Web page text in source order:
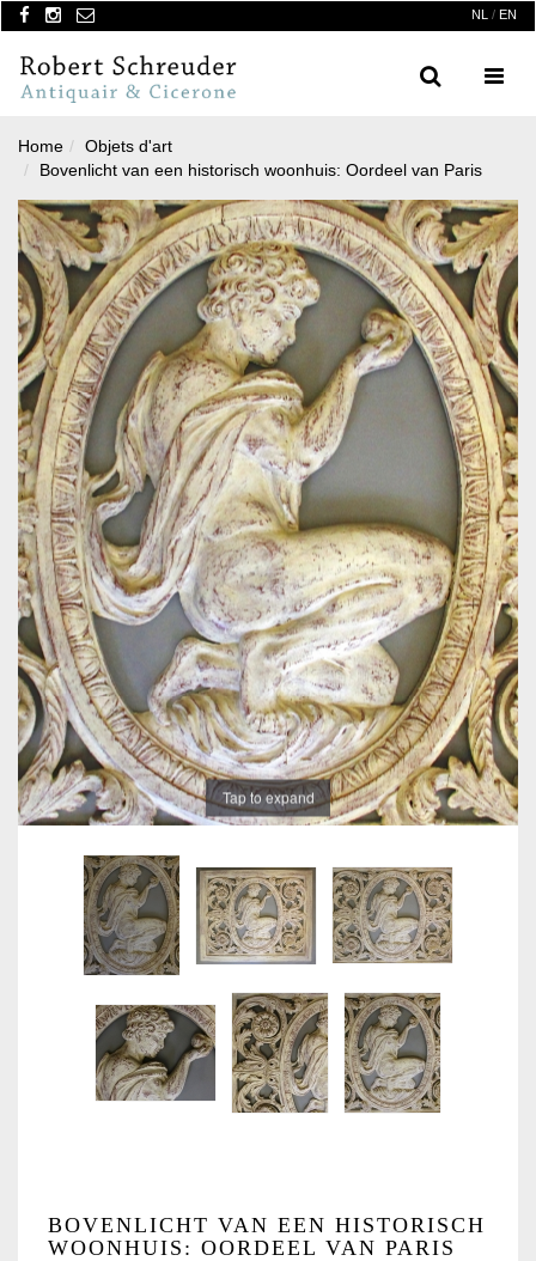
NL / EN
Menu
Search
Home
Objets d'art
Bovenlicht van een historisch woonhuis: Oordeel van Paris
Tap to expand
BOVENLICHT VAN EEN HISTORISCH
WOONHUIS: OORDEEL VAN PARIS